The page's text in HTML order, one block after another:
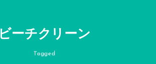
ビーチクリーン
Tagged